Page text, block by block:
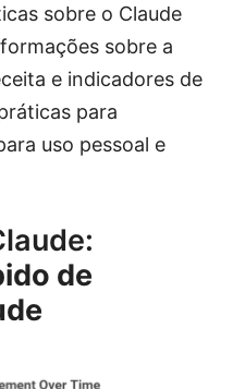
sobre o Claude
sobre a
e indicadores de
para
uso pessoal e
de